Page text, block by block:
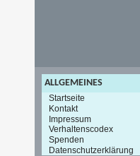
ALLGEMEINES
Startseite
Kontakt
Impressum
Verhaltenscodex
Spenden
Datenschutzerklärung